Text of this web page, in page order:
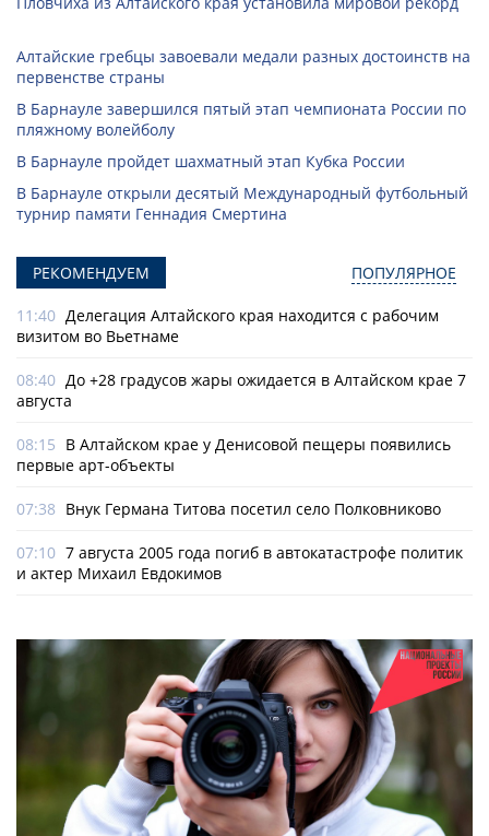
Алтайские гребцы завоевали медали разных достоинств на
первенстве страны
В Барнауле завершился пятый этап чемпионата России по
пляжному волейболу
В Барнауле пройдет шахматный этап Кубка России
В Барнауле открыли десятый Международный футбольный
турнир памяти Геннадия Смертина
РЕКОМЕНДУЕМ ПОПУЛЯРНОЕ
11:40 Делегация Алтайского края находится с рабочим
визитом во Вьетнаме
08:40 До +28 градусов жары ожидается в Алтайском крае 7
августа
08:15 В Алтайском крае у Денисовой пещеры появились
первые арт-объекты
07:38 Внук Германа Титова посетил село Полковниково
07:10 7 августа 2005 года погиб в автокатастрофе политик
и актер Михаил Евдокимов